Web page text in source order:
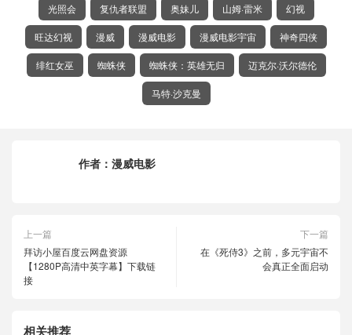
光照会 复仇者联盟 奥妹儿 山姆·雷米 幻视
旺达幻视 漫威 漫威电影 漫威电影宇宙 神奇四侠
绯红女巫 蜘蛛侠 蜘蛛侠：英雄无归 迈克尔·沃尔德伦
马特·沙克曼
作者： 漫威电影
上一篇
拜访小屋百度云网盘资源
【1280P高清中英字幕】下载链
接
下一篇
在《死侍3》之前，多元宇宙不
会真正全面启动
相关推荐